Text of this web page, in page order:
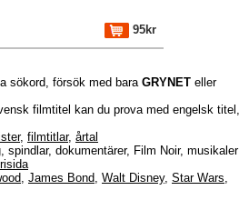
95kr
sökord, försök med bara GRYNET eller
filmtitel kan du prova med engelsk titel,
, filmtitlar, årtal
spindlar, dokumentärer, Film Noir, musikaler
, James Bond, Walt Disney, Star Wars,